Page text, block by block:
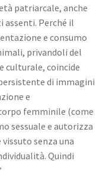
patriarcale, anche
assenti. Perché il
e consumo
privandoli del
culturale, coincide
di immagini
e
femminile (come
sessuale e autorizza
senza una
Quindi